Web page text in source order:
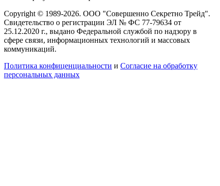
Copyright © 1989-2026. ООО "Совершенно Секретно Трейд".
Свидетельство о регистрации ЭЛ № ФС 77-79634 от
25.12.2020 г., выдано Федеральной службой по надзору в
сфере связи, информационных технологий и массовых
коммуникаций.
Политика конфиценциальности и Согласие на обработку
персональных данных